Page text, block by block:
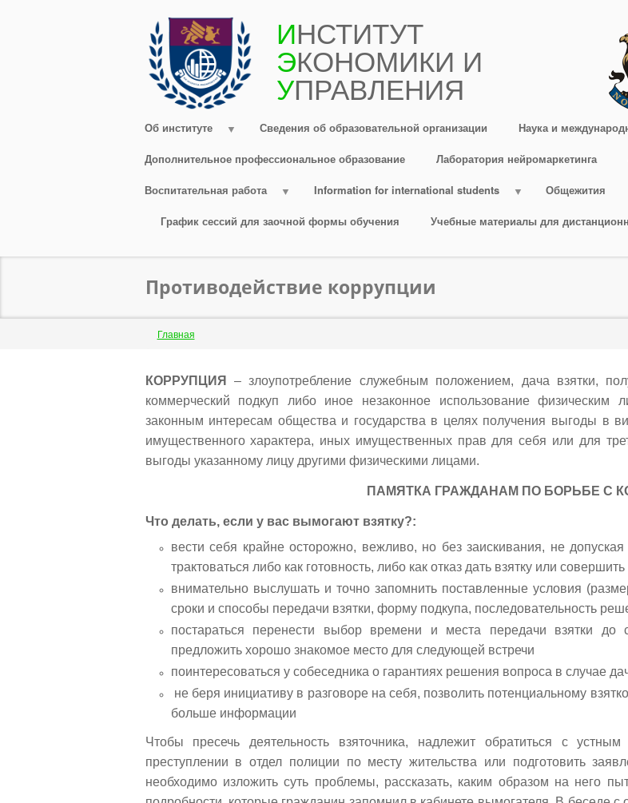
ИНСТИТУТ
ЭКОНОМИКИ И
УПРАВЛЕНИЯ
Об институте Сведения об образовательной организации Наука и
Дополнительное профессиональное образование Лаборатория нейромаркетинга
Воспитательная работа Information for international students Общежития
График сессий для заочной формы обучения Учебные материалы для
Противодействие коррупции
Строка
навигации
Главная
Back
to
КОРРУПЦИЯ –злоупотребление служебным положением, дача взятки,
коммерческий подкуп либо иное незаконное использование физическим
законным интересам общества и государства в целях получения выгоды в
имущественного характера, иных имущественных прав для себя или для
выгоды указанному лицу другими физическими лицами.
ПАМЯТКА ГРАЖДАНАМ ПО БОРЬБЕ С
Что делать, если у вас вымогают взятку?:
вести себя крайне осторожно, вежливо, но без заискивания, не
трактоваться либо как готовность, либо как отказ дать взятку или совершить
внимательно выслушать и точно запомнить поставленные условия
сроки и способы передачи взятки, форму подкупа, последовательность
постараться перенести выбор времени и места передачи взятки
предложить хорошо знакомое место для следующей встречи
поинтересоваться у собеседника о гарантиях решения вопроса в случае
не беря инициативу в разговоре на себя, позволить потенциальному
больше информации
Чтобы пресечь деятельность взяточника, надлежит обратиться с
преступлении в отдел полиции по месту жительства или подготовить
необходимо изложить суть проблемы, рассказать, каким образом на него